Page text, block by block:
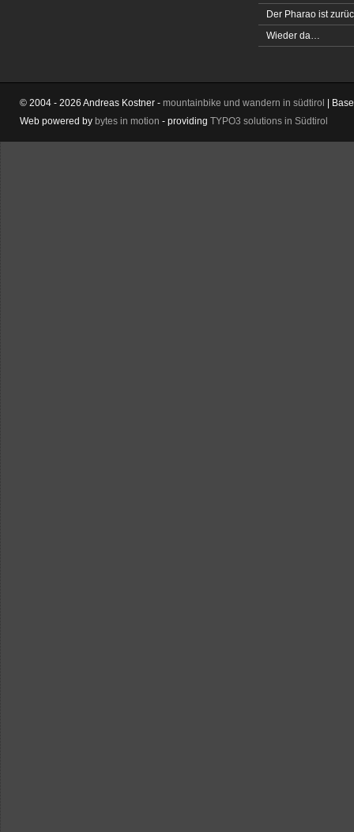
Der Pharao ist
Wieder da…
© 2004 - 2026 Andreas Kostner - mountainbike und wandern in südtirol |
Web powered by bytes in motion - providing TYPO3 solutions in Südtirol